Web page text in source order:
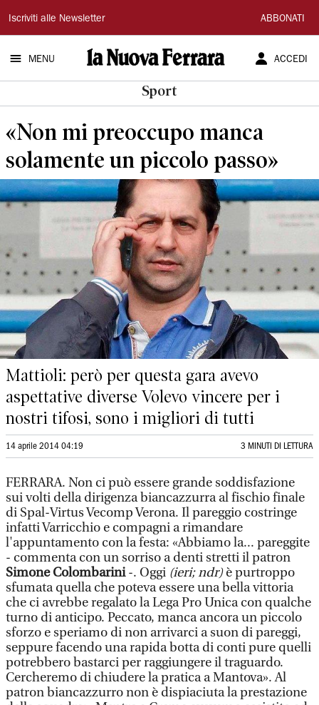
La
Nuova
Ferrara
Iscriviti alle Newsletter ABBONATI
MENU ACCEDI
Sport
«Non mi preoccupo manca
solamente un piccolo passo»
Mattioli: però per questa gara avevo
aspettative diverse Volevo vincere per i
nostri tifosi, sono i migliori di tutti
14 aprile 2014 04:19 3 MINUTI DI LETTURA
FERRARA. Non ci può essere grande soddisfazione
sui volti della dirigenza biancazzurra al fischio finale
di Spal-Virtus Vecomp Verona. Il pareggio costringe
infatti Varricchio e compagni a rimandare
l'appuntamento con la festa: «Abbiamo la... pareggite
- commenta con un sorriso a denti stretti il patron
Simone Colombarini-. Oggi (ieri; ndr)è purtroppo
sfumata quella che poteva essere una bella vittoria
che ci avrebbe regalato la Lega Pro Unica con qualche
turno di anticipo. Peccato, manca ancora un piccolo
sforzo e speriamo di non arrivarci a suon di pareggi,
seppure facendo una rapida botta di conti pure quelli
potrebbero bastarci per raggiungere il traguardo.
Cercheremo di chiudere la pratica a Mantova». Al
patron biancazzurro non è dispiaciuta la prestazione